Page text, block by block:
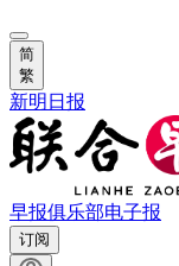
简
繁
新明日报
早报俱乐部电子报
订阅